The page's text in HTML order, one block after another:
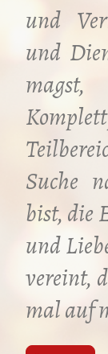
und
und
Suche
bist, die
und
vereint,
mal auf